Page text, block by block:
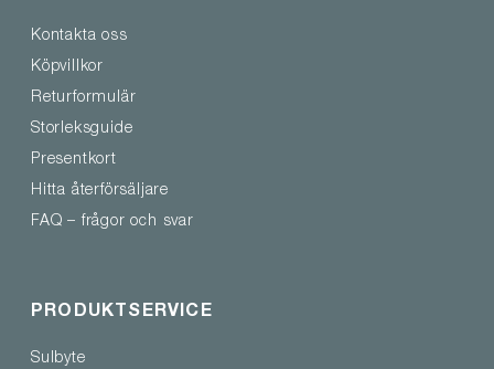
Kontakta oss
Köpvillkor
Returformulär
Storleksguide
Presentkort
Hitta återförsäljare
FAQ – frågor och svar
PRODUKTSERVICE
Sulbyte